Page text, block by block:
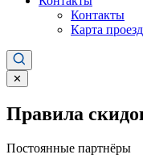
Контакты
Карта
✕
Правила
Постоянные партнёры